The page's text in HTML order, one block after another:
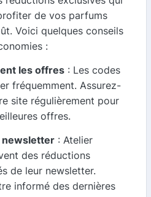
de vos parfums
Voici quelques conseils
:
les offres : Les codes
fréquemment. Assurez-
site régulièrement pour
offres.
newsletter : Atelier
des réductions
de leur newsletter.
informé des dernières